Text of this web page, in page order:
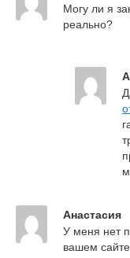
Могу ли я
реально?
Анастасия
У меня нет
вашем